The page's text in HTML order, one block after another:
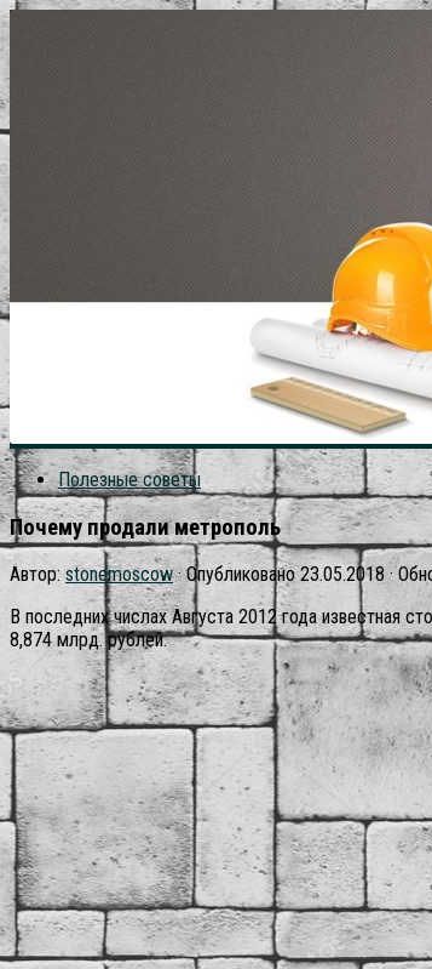
Полезные советы
Почему продали метрополь
Автор: stonemoscow · Опубликовано 23.05.2018 ·
В последних числах Августа 2012 года известная
8,874 млрд. рублей.